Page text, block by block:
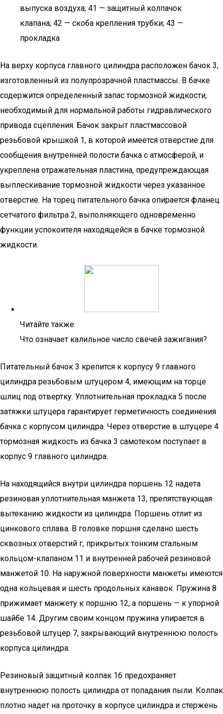
выпуска воздуха; 41 — защитный колпачок
клапана; 42 — скоба крепления трубки; 43 —
прокладка
На верху корпуса главного цилиндра расположен бачок 3,
изготовленный из полупрозрачной пластмассы. В бачке
содержится определенный запас тормозной жидкости,
необходимый для нормальной работы гидравлического
привода сцепления. Бачок закрыт пластмассовой
резьбовой крышкой 1, в которой имеется отверстие для
сообщения внутренней полости бачка с атмосферой, и
укреплена отражательная пластина, предупреждающая
выплескивание тормозной жидкости через указанное
отверстие. На торец питательного бачка опирается фланец
сетчатого фильтра 2, выполняющего одновременно
функции успокоителя находящейся в бачке тормозной
жидкости.
Читайте также:
Что означает калильное число свечей зажигания?
Питательный бачок 3 крепится к корпусу 9 главного
цилиндра резьбовым штуцером 4, имеющим на торце
шлиц под отвертку. Уплотнительная прокладка 5 после
затяжки штуцера гарантирует герметичность соединения
бачка с корпусом цилиндра. Через отверстие в штуцере 4
тормозная жидкость из бачка 3 самотеком поступает в
корпус 9 главного цилиндра.
На находящийся внутри цилиндра поршень 12 надета
резиновая уплотнительная манжета 13, препятствующая
вытеканию жидкости из цилиндра. Поршень отлит из
цинкового сплава. В головке поршня сделано шесть
сквозных отверстий г, прикрытых тонким стальным
кольцом-клапаном 11 и внутренней рабочей резиновой
манжетой 10. На наружной поверхности манжеты имеются
одна кольцевая и шесть продольных канавок. Пружина 8
прижимает манжету к поршню 12, а поршень — к упорной
шайбе 14. Другим своим концом пружина упирается в
резьбовой штуцер 7, закрывающий внутреннюю полость
корпуса цилиндра.
Резиновый защитный колпак 16 предохраняет
внутреннюю полость цилиндра от попадания пыли. Колпак
плотно надет на проточку в корпусе цилиндра и стержень